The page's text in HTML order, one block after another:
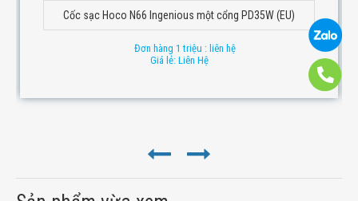
Cốc sạc Hoco N66 Ingenious một cổng PD35W (EU)
Đơn hàng 1 triệu : liên hệ
Giá lẻ: Liên Hệ